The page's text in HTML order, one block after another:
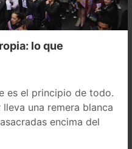
lo que
es el principio de todo.
una remera blanca
encima del